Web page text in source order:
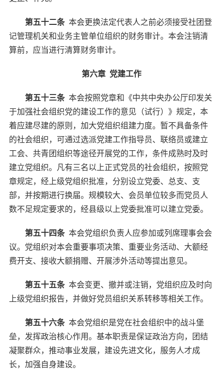
第五十二条本会更换法定代表人之前必须接受社团登
记管理机关和业务主管单位组织的财务审计。本会注销清
算前，应当进行清算财务审计。
第六章 党建工作
第五十三条本会按照党章和《中共中央办公厅印发关
于加强社会组织党的建设工作的意见（试行）》规定，本
着应建尽建的原则，加大党组织组建力度。暂不具备条件
的社会组织，可通过选派党建工作指导员、联络员或建立
工会、共青团组织等途径开展党的工作，条件成熟时及时
建立党组织。凡有三名以上正式党员的社会组织，按照党
章规定，经上级党组织批准，分别设立党委、总支、支
部，并按期进行换届。规模较大、会员单位较多而党员人
数不足规定要求的，经县级以上党委批准可以建立党委。
第五十四条本会党组织负责人应参加或列席理事会会
议。党组织对本会重要事项决策、重要业务活动、大额经
费开支、接收大额捐赠、开展涉外活动等提出意见。
第五十五条本会变更、撤并或注销，党组织应及时向
上级党组织报告，并做好党员组织关系转移等相关工作。
第五十六条 本会党组织是党在社会组织中的战斗堡
垒，发挥政治核心作用。基本职责是保证政治方向，团结
凝聚群众，推动事业发展，建设先进文化，服务人才成
长，加强自身建设。